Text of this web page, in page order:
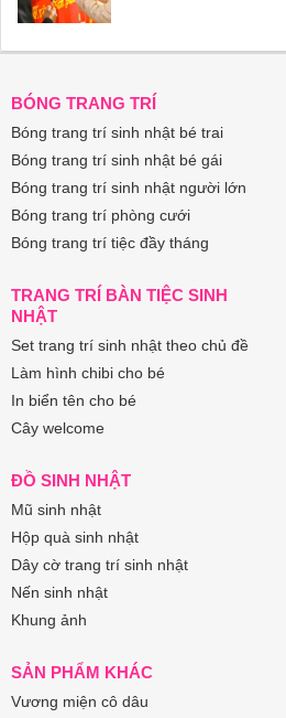
BÓNG TRANG TRÍ
Bóng trang trí sinh nhật bé trai
Bóng trang trí sinh nhật bé gái
Bóng trang trí sinh nhật người lớn
Bóng trang trí phòng cưới
Bóng trang trí tiệc đầy tháng
TRANG TRÍ BÀN TIỆC SINH
NHẬT
Set trang trí sinh nhật theo chủ đề
Làm hình chibi cho bé
In biển tên cho bé
Cây welcome
ĐỒ SINH NHẬT
Mũ sinh nhật
Hộp quà sinh nhật
Dây cờ trang trí sinh nhật
Nến sinh nhật
Khung ảnh
SẢN PHẨM KHÁC
Vương miện cô dâu